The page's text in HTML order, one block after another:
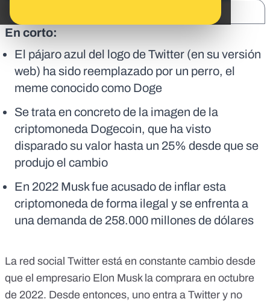
En corto:
El pájaro azul del logo de Twitter (en su versión
web) ha sido reemplazado por un perro, el
meme conocido como Doge
Se trata en concreto de la imagen de la
criptomoneda Dogecoin, que ha visto
disparado su valor hasta un 25% desde que se
produjo el cambio
En 2022 Musk fue acusado de inflar esta
criptomoneda de forma ilegal y se enfrenta a
una demanda de 258.000 millones de dólares
La red social Twitter está en constante cambio desde
que el empresario Elon Musk la comprara en octubre
de 2022. Desde entonces, uno entra a Twitter y no